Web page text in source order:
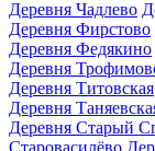
Деревня Чадлево
Деревня Фирстово
Деревня Федякино
Деревня
Деревня Титовская
Деревня
Деревня Старый
Старовасилёво